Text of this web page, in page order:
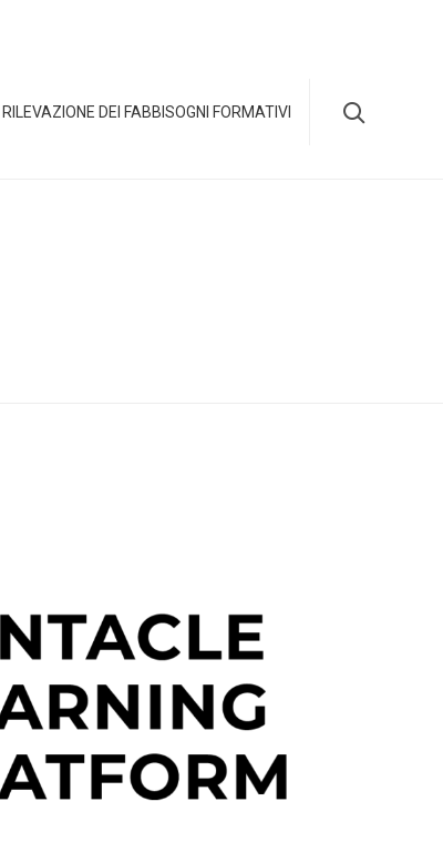
RILEVAZIONE DEI FABBISOGNI FORMATIVI 